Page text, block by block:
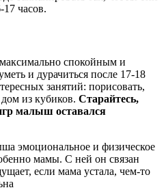
17 часов.
спокойным и
и дурачиться после 17-18
занятий: порисовать,
из кубиков. Старайтесь,
малыш оставался
эмоциональное и физическое
мамы. С ней он связан
если мама устала, чем-то